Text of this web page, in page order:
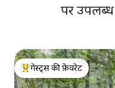
पर
गेस्ट्स का टॉप फ़ेवरेट
गेस्ट्स की फ़ेवरेट